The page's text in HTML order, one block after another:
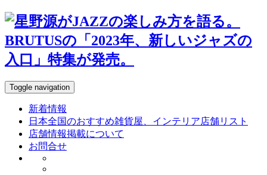
Toggle navigation
新着情報
日本全国のおすすめ雑貨屋、インテリア店舗リスト
店舗情報掲載について
お問合せ